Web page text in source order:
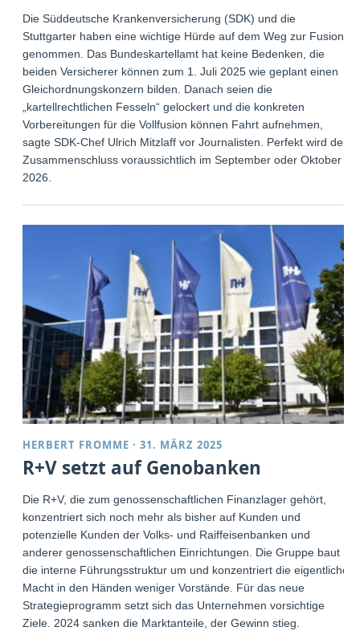
Die Süddeutsche Krankenversicherung (SDK) und die
Stuttgarter haben eine wichtige Hürde auf dem Weg zur Fusion
genommen. Das Bundeskartellamt hat keine Bedenken, die
beiden Versicherer können zum 1. Juli 2025 wie geplant einen
Gleichordnungskonzern bilden. Danach seien die
„kartellrechtlichen Fesseln“ gelockert und die konkreten
Vorbereitungen für die Vollfusion können Fahrt aufnehmen,
sagte SDK-Chef Ulrich Mitzlaff vor Journalisten. Perfekt wird der
Zusammenschluss voraussichtlich im September oder Oktober
2026.
HERBERT FROMME ·31. MÄRZ 2025
R+V setzt auf Genobanken
Die R+V, die zum genossenschaftlichen Finanzlager gehört,
konzentriert sich noch mehr als bisher auf Kunden und
potenzielle Kunden der Volks- und Raiffeisenbanken und
anderer genossenschaftlichen Einrichtungen. Die Gruppe baut
die interne Führungsstruktur um und konzentriert die eigentliche
Macht in den Händen weniger Vorstände. Für das neue
Strategieprogramm setzt sich das Unternehmen vorsichtige
Ziele. 2024 sanken die Marktanteile, der Gewinn stieg.